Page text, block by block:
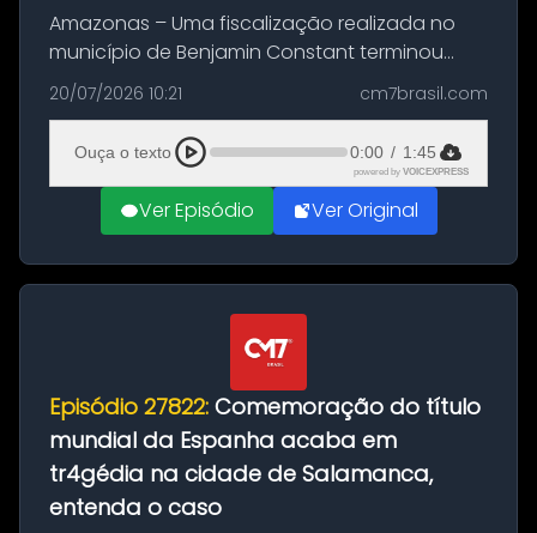
Amazonas – Uma fiscalização realizada no
município de Benjamin Constant terminou
com a apreensão de aproximadamente 115
quilos de entorpecentes em uma
embarcação atracada no porto da cidade. O
materia...
20/07/2026 10:21 cm7brasil.com
Ouça o texto 0:00 / 1:45
powered by VOICEXPRESS
Ver Episódio Ver Original
Episódio 27822: Comemoração do título
mundial da Espanha acaba em
tr4gédia na cidade de Salamanca,
entenda o caso